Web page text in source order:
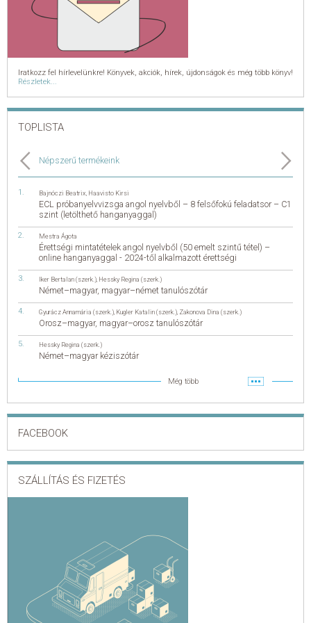
Iratkozz fel hírlevelünkre! Könyvek, akciók, hírek, újdonságok és még több könyv!
Részletek...
TOPLISTA
Népszerű termékeink
Bajnóczi Beatrix Haavisto Kirsi
ECL próbanyelvvizsga angol nyelvből – 8 felsőfokú feladatsor – C1
szint (letölthető hanganyaggal)
Mestra Ágota
Érettségi mintatételek angol nyelvből (50 emelt szintű tétel) –
online hanganyaggal - 2024-től alkalmazott érettségi
Iker Bertalan (szerk.) Hessky Regina (szerk.)
Német–magyar, magyar–német tanulószótár
Gyurácz Annamária (szerk.) Kugler Katalin (szerk.) Zakonova Dina (szerk.)
Orosz–magyar, magyar–orosz tanulószótár
Hessky Regina (szerk.)
Német–magyar kéziszótár
Még több
FACEBOOK
SZÁLLÍTÁS ÉS FIZETÉS